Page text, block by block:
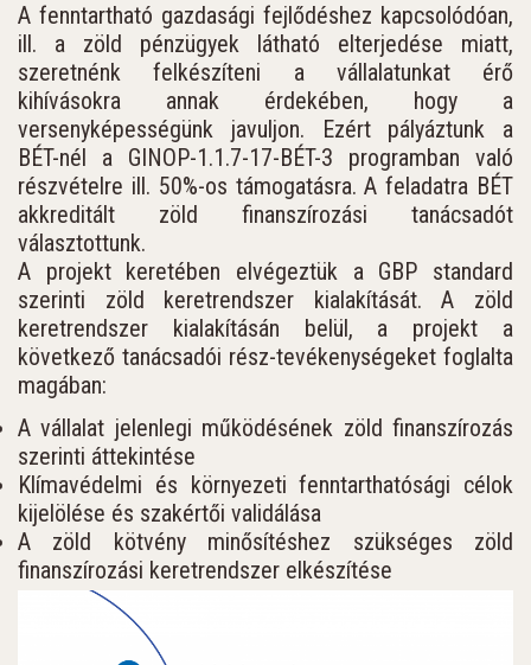
A fenntartható gazdasági fejlődéshez kapcsolódóan,
ill. a zöld pénzügyek látható elterjedése miatt,
szeretnénk felkészíteni a vállalatunkat érő
kihívásokra annak érdekében, hogy a
versenyképességünk javuljon. Ezért pályáztunk a
BÉT-nél a GINOP-1.1.7-17-BÉT-3 programban való
részvételre ill. 50%-os támogatásra. A feladatra BÉT
akkreditált zöld finanszírozási tanácsadót
választottunk.
A projekt keretében elvégeztük a GBP standard
szerinti zöld keretrendszer kialakítását. A zöld
keretrendszer kialakításán belül, a projekt a
következő tanácsadói rész-tevékenységeket foglalta
magában:
A vállalat jelenlegi működésének zöld finanszírozás
szerinti áttekintése
Klímavédelmi és környezeti fenntarthatósági célok
kijelölése és szakértői validálása
A zöld kötvény minősítéshez szükséges zöld
finanszírozási keretrendszer elkészítése